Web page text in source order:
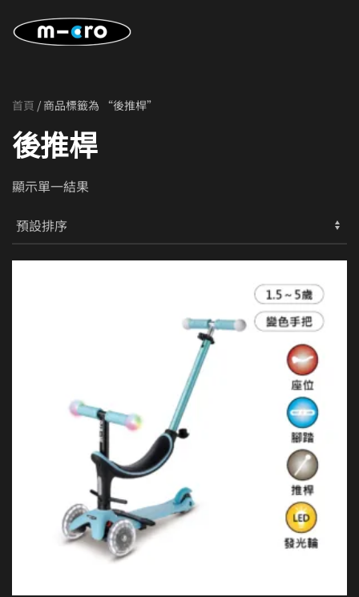
Skip to main content
首頁 / 商品標籤為 “後推桿”
後推桿
顯示單一結果